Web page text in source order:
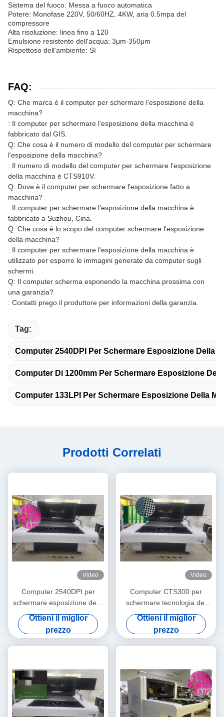
Sistema del fuoco: Messa a fuoco automatica
Potere: Monofase 220V, 50/60HZ, 4KW, aria 0.5mpa del
compressore
Alta risoluzione: linea fino a 120
Emulsione resistente dell'acqua: 3μm-350μm
Rispettoso dell'ambiente: Sì
FAQ:
Q: Che marca è il computer per schermare l'esposizione della
macchina?
: Il computer per schermare l'esposizione della macchina è
fabbricato dal GIS.
Q: Che cosa è il numero di modello del computer per schermare
l'esposizione della macchina?
: Il numero di modello del computer per schermare l'esposizione
della macchina è CTS910V.
Q: Dove è il computer per schermare l'esposizione fatto a
macchina?
: Il computer per schermare l'esposizione della macchina è
fabbricato a Suzhou, Cina.
Q: Che cosa è lo scopo del computer schermare l'esposizione
della macchina?
: Il computer per schermare l'esposizione della macchina è
utilizzato per esporre le immagini generate da computer sugli
schermi.
Q: Il computer scherma esponendo la macchina prossima con
una garanzia?
: Contatti prego il produttore per informazioni della garanzia.
Tag:
Computer 2540DPI Per Schermare Esposizione Della
Computer Di 1200mm Per Schermare Esposizione
Computer 133LPI Per Schermare Esposizione Della
Prodotti Correlati
Video
Computer 2540DPI per
schermare esposizione della
regolazione automatica della
macchina 1200mmx1300mm
Ottieni il miglior
prezzo
Video
Computer CTS300 per
schermare tecnologia del
DLP della macchina 133LPI
Ottieni il miglior
prezzo